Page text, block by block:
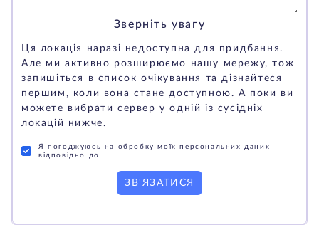
Зверніть увагу
Ця локація наразі недоступна для придбання.
Але ми активно розширюємо нашу мережу, тож
запишіться в список очікування та дізнайтеся
першим, коли вона стане доступною. А поки ви
можете вибрати сервер у одній із сусідніх
локацій нижче.
Я погоджуюсь на обробку моїх персональних даних
відповідно до
ЗВ'ЯЗАТИСЯ